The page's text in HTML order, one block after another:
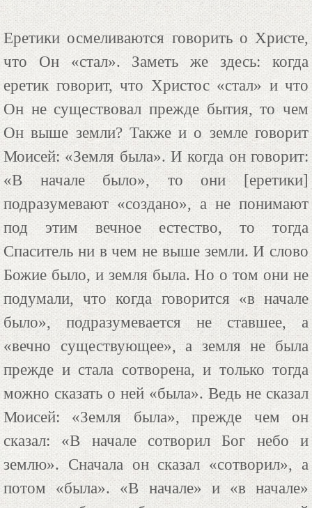
Еретики осмеливаются говорить о Христе,
что Он «стал». Заметь же здесь: когда
еретик говорит, что Христос «стал» и что
Он не существовал прежде бытия, то чем
Он выше земли? Также и о земле говорит
Моисей: «Земля была». И когда он говорит:
«В начале было», то они [еретики]
подразумевают «создано», а не понимают
под этим вечное естество, то тогда
Спаситель ни в чем не выше земли. И слово
Божие было, и земля была. Но о том они не
подумали, что когда говорится «в начале
было», подразумевается не ставшее, а
«вечно существующее», а земля не была
прежде и стала сотворена, и только тогда
можно сказать о ней «была». Ведь не сказал
Моисей: «Земля была», прежде чем он
сказал: «В начале сотворил Бог небо и
землю». Сначала он сказал «сотворил», а
потом «была». «В начале» и «в начале»